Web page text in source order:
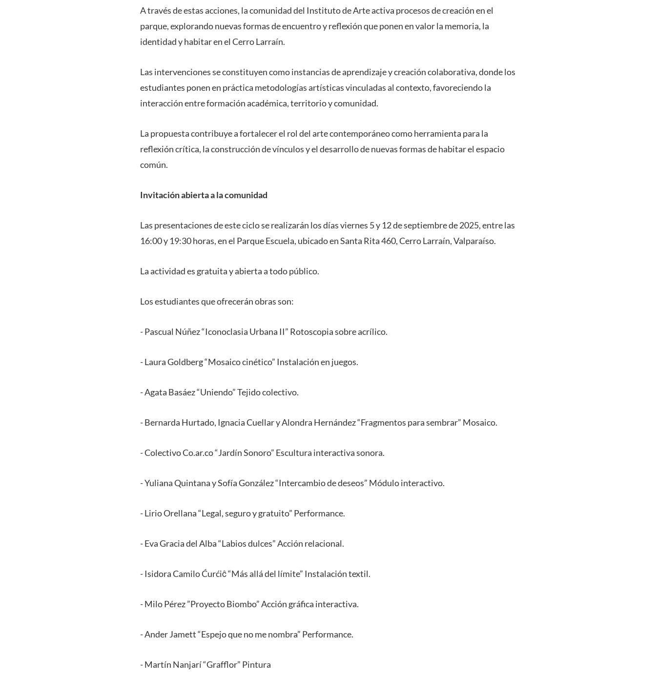
A través de estas acciones, la comunidad del Instituto de Arte activa procesos de creación en el
parque, explorando nuevas formas de encuentro y reflexión que ponen en valor la memoria, la
identidad y habitar en el Cerro Larraín.
Las intervenciones se constituyen como instancias de aprendizaje y creación colaborativa, donde los
estudiantes ponen en práctica metodologías artísticas vinculadas al contexto, favoreciendo la
interacción entre formación académica, territorio y comunidad.
La propuesta contribuye a fortalecer el rol del arte contemporáneo como herramienta para la
reflexión crítica, la construcción de vínculos y el desarrollo de nuevas formas de habitar el espacio
común.
Invitación abierta a la comunidad
Las presentaciones de este ciclo se realizarán los días viernes 5 y 12 de septiembre de 2025, entre las
16:00 y 19:30 horas, en el Parque Escuela, ubicado en Santa Rita 460, Cerro Larraín, Valparaíso.
La actividad es gratuita y abierta a todo público.
Los estudiantes que ofrecerán obras son:
- Pascual Núñez “Iconoclasia Urbana II” Rotoscopia sobre acrílico.
- Laura Goldberg “Mosaico cinético” Instalación en juegos.
- Agata Basáez “Uniendo” Tejido colectivo.
- Bernarda Hurtado, Ignacia Cuellar y Alondra Hernández “Fragmentos para sembrar” Mosaico.
- Colectivo Co.ar.co “Jardín Sonoro” Escultura interactiva sonora.
- Yuliana Quintana y Sofía González “Intercambio de deseos” Módulo interactivo.
- Lirio Orellana “Legal, seguro y gratuito” Performance.
- Eva Gracia del Alba “Labios dulces” Acción relacional.
- Isidora Camilo Ćurćiĉ “Más allá del límite” Instalación textil.
- Milo Pérez ”Proyecto Biombo” Acción gráfica interactiva.
- Ander Jamett “Espejo que no me nombra” Performance.
- Martín Nanjarí “Grafflor” Pintura